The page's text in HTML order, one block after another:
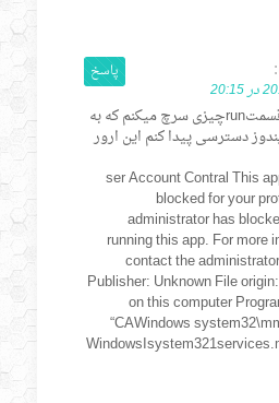
وقتی توی قسمتrunچیزی سرچ میکنم که به
دسترسی پیدا کنم این ارور
ser Account Contral This
blocked for your
administrator has
running this app. For more
contact the
Publisher: Unknown File
on this computer
“CAWindows
پاسخ